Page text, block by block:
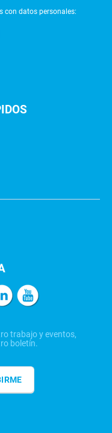
con datos personales:
trabajo y eventos,
boletín.